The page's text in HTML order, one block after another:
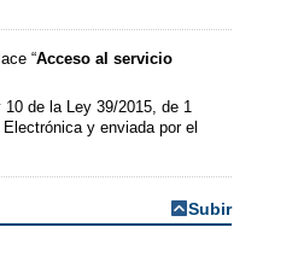
“Acceso al servicio
de la Ley 39/2015, de 1
y enviada por el
Subir